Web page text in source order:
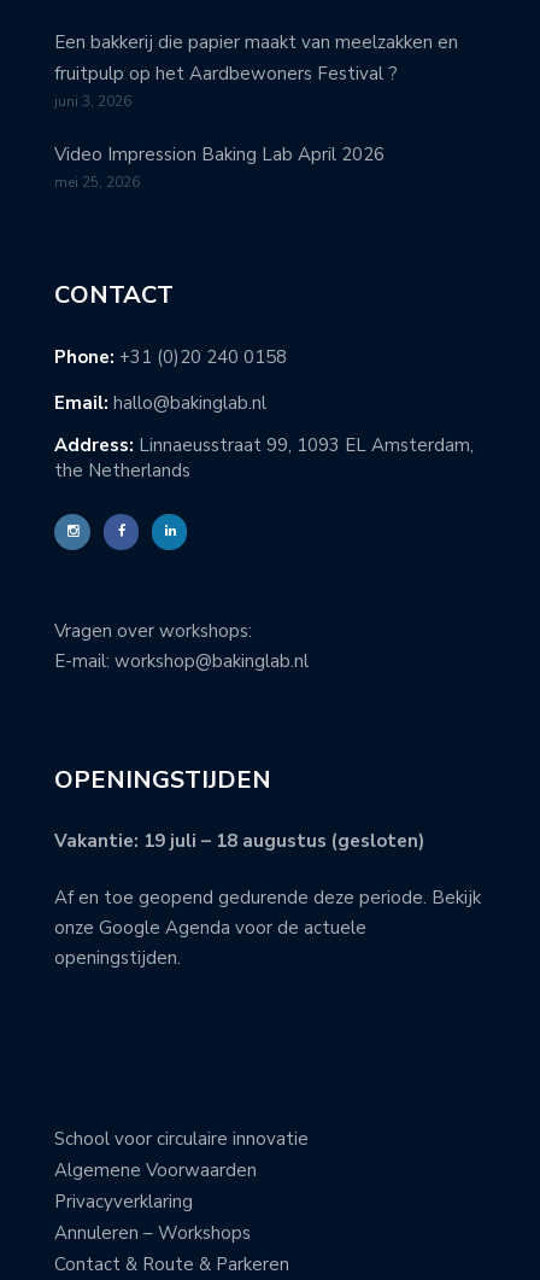
Een bakkerij die papier maakt van meelzakken en
fruitpulp op het Aardbewoners Festival ?
juni 3, 2026
Video Impression Baking Lab April 2026
mei 25, 2026
CONTACT
Phone: +31 (0)20 240 0158
Email: hallo@bakinglab.nl
Address: Linnaeusstraat 99, 1093 EL Amsterdam,
the Netherlands
Vragen over workshops:
E-mail: workshop@bakinglab.nl
OPENINGSTIJDEN
Vakantie: 19 juli – 18 augustus (gesloten)
Af en toe geopend gedurende deze periode. Bekijk
onze Google Agenda voor de actuele
openingstijden.
School voor circulaire innovatie
Algemene Voorwaarden
Privacyverklaring
Annuleren – Workshops
Contact & Route & Parkeren